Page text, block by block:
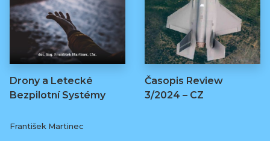
Drony a Letecké
Bezpilotní Systémy
František Martinec
Časopis Review
3/2024 – CZ